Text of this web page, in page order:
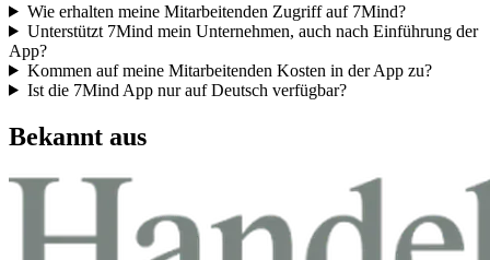
Wie erhalten meine Mitarbeitenden Zugriff auf 7Mind?
Unterstützt 7Mind mein Unternehmen, auch nach Einführung der
App?
Kommen auf meine Mitarbeitenden Kosten in der App zu?
Ist die 7Mind App nur auf Deutsch verfügbar?
Bekannt aus